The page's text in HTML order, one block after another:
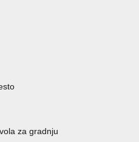
za gradnju